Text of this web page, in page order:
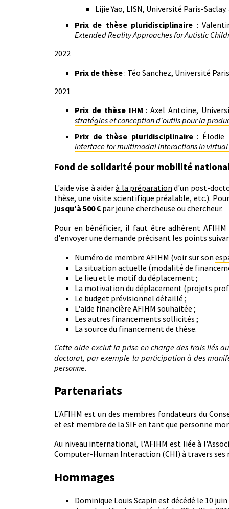
Lijie Yao, LISN, Université Paris-Saclay.
Prix de thèse pluridisciplinaire :
Extended Reality Approaches for Autistic
2022
Prix de thèse: Téo Sanchez, Université
2021
Prix de thèse IHM : Axel Antoine,
stratégies et conception d'outils pour la
Prix de thèse pluridisciplinaire: Élodie
interface for multimodal interactions in
Fond de solidarité pour mobilité
L'aide vise à aiderà la préparation d'un post-
thèse, une visite scientifique préalable, etc.).
jusqu'à 500 € par jeune chercheuse ou chercheur.
Pour en bénéficier, il faut être adhérent
d'envoyer une demande précisant les points
Numéro de membre AFIHM (voir sur son
La situation actuelle (modalité de
Le lieu et le motif du déplacement ;
La motivation du déplacement (projets
Le budget prévisionnel détaillé ;
L'aide financière AFIHM souhaitée ;
Les autres financements sollicités ;
La source du financement de thèse.
Cette aide exclut la prise en charge des frais liés
doctorat, par exemple la participation à des
personne.
Partenariats
L'AFIHM est un des membres fondateurs du
et est membre de la SIF en tant que personne
Au niveau international, l'AFIHM est liée à l'
Computer-Human Interaction (CHI) à travers
Hommages
Dominique Louis Scapin est décédé le 10